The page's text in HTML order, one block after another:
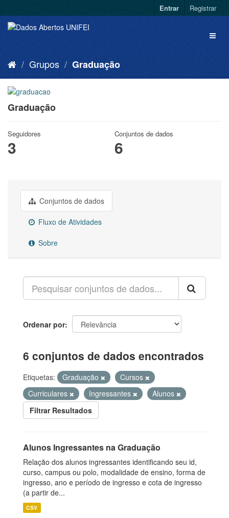
Entrar Registrar
Grupos Graduação
Graduação
Seguidores
3
Conjuntos de dados
6
Conjuntos de dados
Fluxo de Atividades
Sobre
Ordenar por
6 conjuntos de dados encontrados
Etiquetas: Graduação
Cursos
Curriculares
Ingressantes
Alunos
Filtrar Resultados
Alunos Ingressantes na Graduação
Relação dos alunos ingressantes identificando seu id,
curso, campus ou polo, modalidade de ensino, forma de
ingresso, ano e período de ingresso e cota de ingresso
(a partir de...
CSV